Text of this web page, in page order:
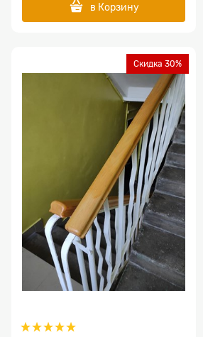
в Корзину
Скидка 30%